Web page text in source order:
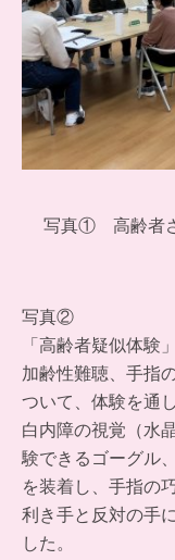
写真① 高齢者さ
写真②
「高齢者疑似体験
加齢性難聴、手指
ついて、体験を通
白内障の視覚（水
験できるゴーグル
を装着し、手指の
利き手と反対の手
した。